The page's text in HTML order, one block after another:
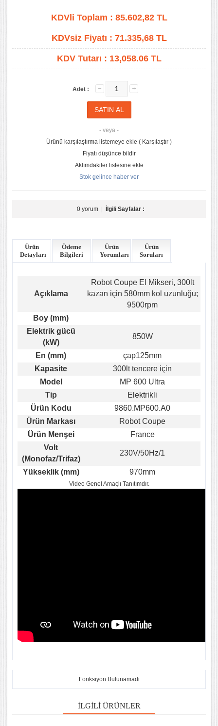
KDVli Toplam : 85.602,82TL
KDVsiz Fiyatı : 71.335,68TL
KDV Tutarı : 13,058.06 TL
Adet :
- veya -
Ürünü karşılaştırma listemeye ekle ( Karşılaştır )
Fiyatı düşünce bildir
Aklımdakiler listesine ekle
Stok gelince haber ver
0 yorum| İlgili Sayfalar :
Ürün
Detayları
Ödeme
Bilgileri
Ürün
Yorumları
Ürün
Soruları
Açıklama
Robot Coupe El Mikseri, 300lt
kazan için 580mm kol uzunluğu;
9500rpm
Boy (mm)
Elektrik gücü
(kW)
850W
En (mm)
çap125mm
Kapasite
300lt tencere için
Model
MP 600 Ultra
Tip
Elektrikli
Ürün Kodu
9860.MP600.A0
Ürün Markası
Robot Coupe
Ürün Menşei
France
Volt
(Monofaz/Trifaz)
230V/50Hz/1
Yükseklik (mm) 970mm
Video Genel Amaçlı Tanıtımdır.
Fonksiyon Bulunamadi
İLGILI ÜRÜNLER